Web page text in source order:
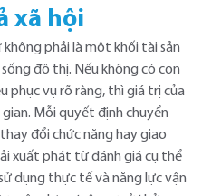
xã hội
phải là một khối tài sản
đô thị. Nếu không có con
phục vụ rõ ràng, thì giá trị của
Mỗi quyết định chuyển
đổi chức năng hay giao
xuất phát từ đánh giá cụ thể
dụng thực tế và năng lực vận